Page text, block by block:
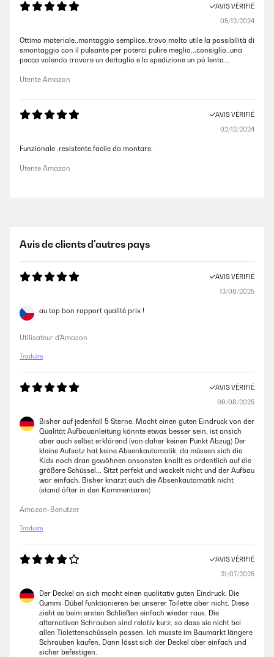
AVIS VÉRIFIÉ
05/12/2024
Ottimo materiale..montaggio semplice..trovo molto utile la possibilità di
smontaggio con il pulsante per poterci pulire meglio...consiglio..una
pecca volendo trovare un dettaglio e la spedizione un pó lenta...
Utente Amazon
AVIS VÉRIFIÉ
02/12/2024
Funzionale ,resistente,facile da montare.
Utente Amazon
Avis de clients d'autres pays
AVIS VÉRIFIÉ
13/08/2025
au top bon rapport qualité prix !
Utilisateur d'Amazon
Traduire
AVIS VÉRIFIÉ
09/08/2025
Bisher auf jedenfall 5 Sterne. Macht einen guten Eindruck von der
Qualität Aufbauanleitung könnte etwas besser sein, ist ansich
aber auch selbst erklärend (von daher keinen Punkt Abzug) Der
kleine Aufsatz hat keine Absenkautomatik, da müssen sich die
Kids noch dran gewöhnen ansonsten knallt es ordentlich auf die
größere Schüssel... Sitzt perfekt und wackelt nicht und der Aufbau
war einfach. Bisher knarzt auch die Absenkautomatik nicht
(stand öfter in den Kommentaren)
Amazon-Benutzer
Traduire
AVIS VÉRIFIÉ
31/07/2025
Der Deckel an sich macht einen qualitativ guten Eindruck. Die
Gummi-Dübel funktionieren bei unserer Toilette aber nicht. Diese
zieht es beim ersten Schließen einfach wieder raus. Die
alternativen Schrauben sind relativ kurz, so dass sie nicht bei
allen Tiolettenschüsseln passen. Ich musste im Baumarkt längere
Schrauben kaufen. Dann lässt sich der Deckel aber einfach und
sicher befestigen.